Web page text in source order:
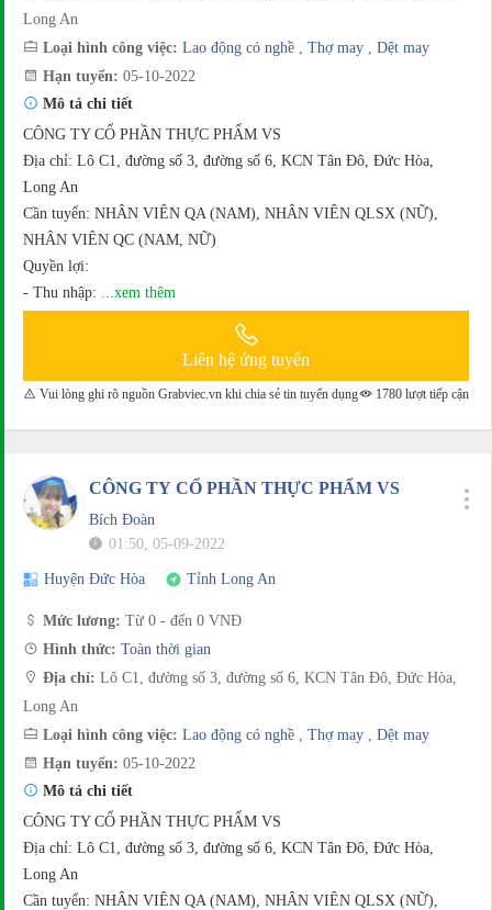
Long An
Loại hình công việc: Lao động có nghề Thợ may
Dệt may
Hạn tuyển: 05-10-2022
Mô tả chi tiết
CÔNG TY CỔ PHẦN THỰC PHẨM VS
Địa chỉ: Lô C1, đường số 3, đường số 6, KCN Tân Đô, Đức Hòa,
Long An
Cần tuyển: NHÂN VIÊN QA (NAM), NHÂN VIÊN QLSX (NỮ),
NHÂN VIÊN QC (NAM, NỮ)
Quyền lợi:
- Thu nhập:
...xem thêm
Liên hệ ứng tuyển
Vui lòng ghi rõ nguồn Grabviec.vn khi chia sẻ tin tuyển dụng 1780 lượt tiếp cận
CÔNG TY CỔ PHẦN THỰC PHẨM VS
Bích Đoàn
01:50, 05-09-2022
Huyện Đức Hòa Tỉnh Long An
Mức lương: Từ 0 - đến 0 VNĐ
Hình thức: Toàn thời gian
Địa chỉ: Lô C1, đường số 3, đường số 6, KCN Tân Đô, Đức Hòa,
Long An
Loại hình công việc: Lao động có nghề Thợ may
Dệt may
Hạn tuyển: 05-10-2022
Mô tả chi tiết
CÔNG TY CỔ PHẦN THỰC PHẨM VS
Địa chỉ: Lô C1, đường số 3, đường số 6, KCN Tân Đô, Đức Hòa,
Long An
Cần tuyển: NHÂN VIÊN QA (NAM), NHÂN VIÊN QLSX (NỮ),